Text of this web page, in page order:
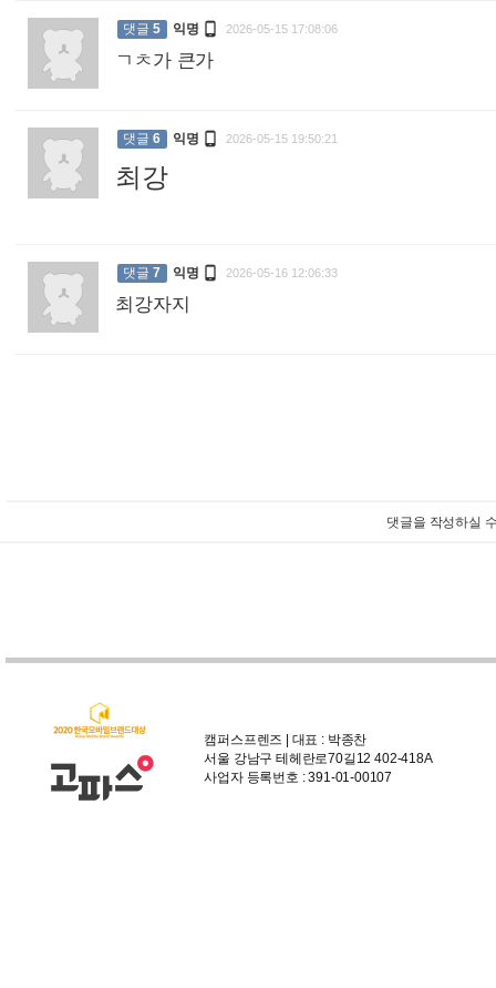
댓글 5 익명  2026-05-15 17:08:06
ㄱㅊ가 큰가
댓글 6 익명  2026-05-15 19:50:21
최강
댓글 7 익명  2026-05-16 12:06:33
최강자지
댓글을 작성하실
캠퍼스프렌즈 | 대표 : 박종찬
서울 강남구 테헤란로70길12 402-418A
사업자 등록번호 : 391-01-00107